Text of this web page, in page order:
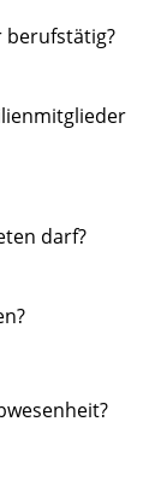
berufstätig?
darf?